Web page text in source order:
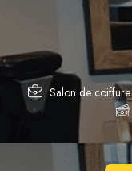
Salon de coiffure